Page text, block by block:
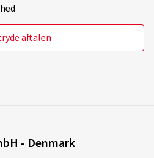
aftalen
- Denmark